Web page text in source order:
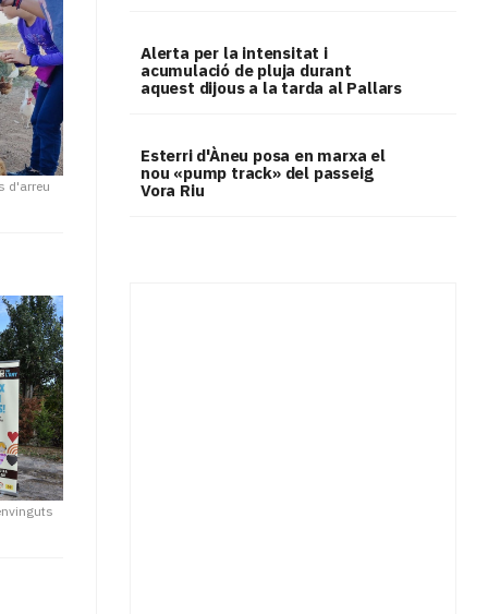
d'arreu
Alerta per la intensitat i
acumulació de pluja durant
aquest dijous a la tarda al Pallars
Esterri d'Àneu posa en marxa el
nou «pump track» del passeig
Vora Riu